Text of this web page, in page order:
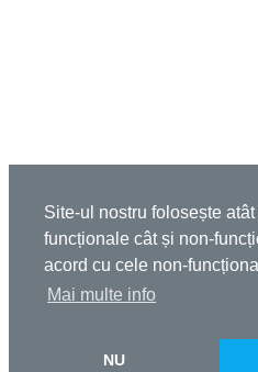
Site-ul nostru folosește
funcționale cât și non-
acord cu cele non-
Mai multe info
NU